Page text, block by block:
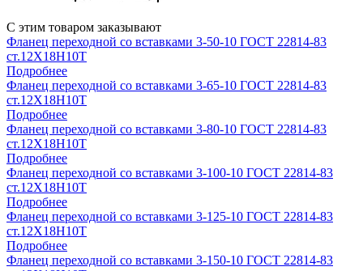
С этим товаром заказывают
Фланец переходной со вставками 3-50-10 ГОСТ 22814-83
ст.12Х18Н10Т
Подробнее
Фланец переходной со вставками 3-65-10 ГОСТ 22814-83
ст.12Х18Н10Т
Подробнее
Фланец переходной со вставками 3-80-10 ГОСТ 22814-83
ст.12Х18Н10Т
Подробнее
Фланец переходной со вставками 3-100-10 ГОСТ 22814-83
ст.12Х18Н10Т
Подробнее
Фланец переходной со вставками 3-125-10 ГОСТ 22814-83
ст.12Х18Н10Т
Подробнее
Фланец переходной со вставками 3-150-10 ГОСТ 22814-83